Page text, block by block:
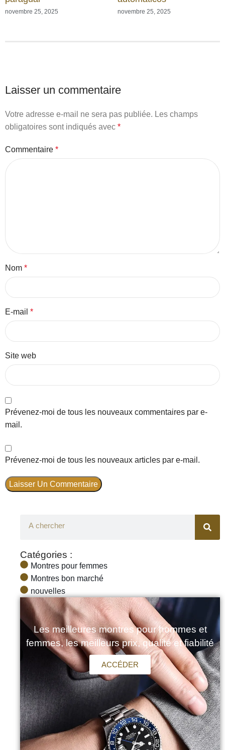
novembre 25, 2025 novembre 25, 2025
Laisser un commentaire
Votre adresse e-mail ne sera pas publiée. Les champs
obligatoires sont indiqués avec *
Commentaire *
Nom *
E-mail *
Site web
Prévenez-moi de tous les nouveaux commentaires par e-
mail.
Prévenez-moi de tous les nouveaux articles par e-mail.
Catégories :
Montres pour femmes
Montres bon marché
nouvelles
Les meilleures montres pour hommes et
femmes, les meilleurs prix, qualité et fiabilité
ACCÉDER